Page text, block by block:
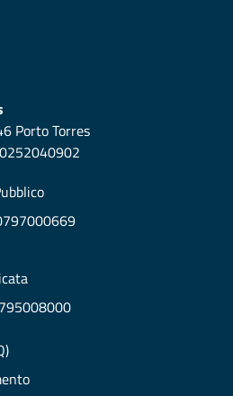
Porto Torres